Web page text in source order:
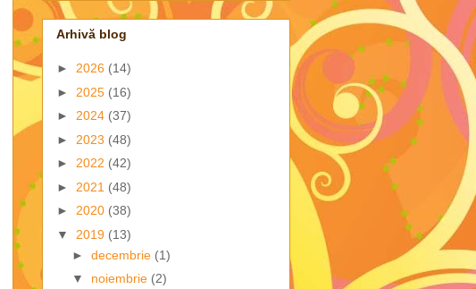
Arhivă blog
► 2026 (14)
► 2025 (16)
► 2024 (37)
► 2023 (48)
► 2022 (42)
► 2021 (48)
► 2020 (38)
▼ 2019 (13)
► decembrie (1)
▼ noiembrie (2)